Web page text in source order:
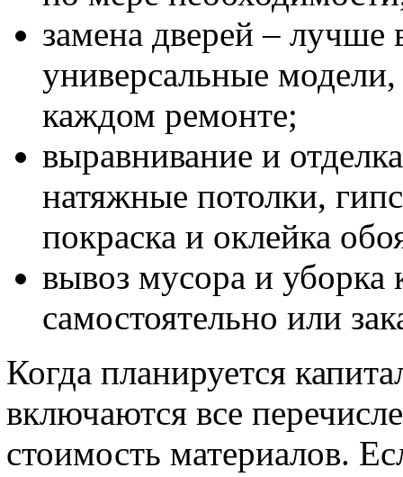
замена дверей – лучше
универсальные
каждом ремонте;
выравнивание и
натяжные потолки,
покраска и оклейка
вывоз мусора и уборка
самостоятельно или
Когда планируется
включаются все
стоимость материалов.